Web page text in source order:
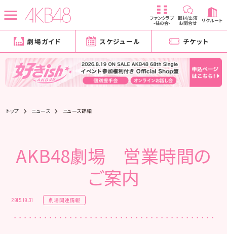
ファンクラブ
-柱の会-
取材/出演
お問合せ リクルート
劇場ガイド スケジュール チケット
トップ ニュース ニュース詳細
AKB48劇場 営業時間の
ご案内
2015.10.31 劇場関連情報